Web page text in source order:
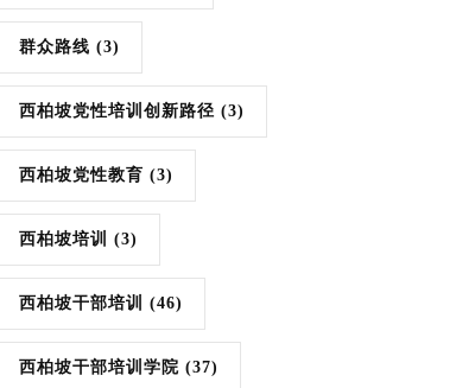
群众路线 (3)
西柏坡党性培训创新路径 (3)
西柏坡党性教育 (3)
西柏坡培训 (3)
西柏坡干部培训 (46)
西柏坡干部培训学院 (37)